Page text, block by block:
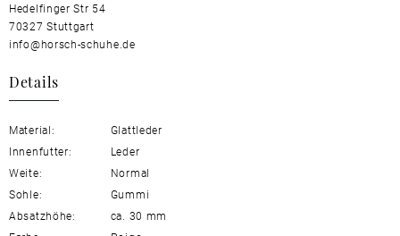
Hedelfinger Str 54
70327 Stuttgart
info@horsch-schuhe.de
Details
Material:
Glattleder
Innenfutter:
Leder
Weite:
Normal
Sohle:
Gummi
Absatzhöhe:
ca. 30 mm